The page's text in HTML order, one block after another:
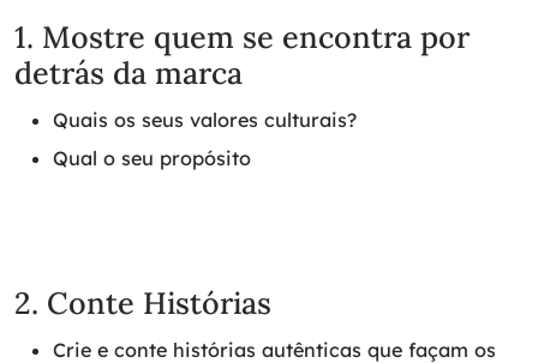
1. Mostre quem se encontra por
detrás da marca
Quais os seus valores culturais?
Qual o seu propósito
2. Conte Histórias
Crie e conte histórias autênticas que façam os